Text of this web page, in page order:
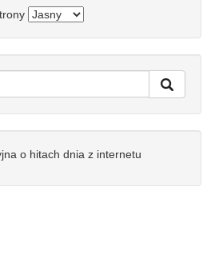
o hitach dnia z internetu